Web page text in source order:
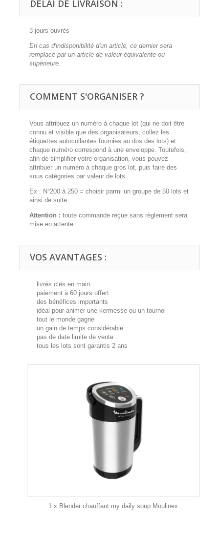
DÉLAI DE LIVRAISON :
3 jours ouvrés
En cas d'indisponibilité d'un article, ce dernier sera
remplacé par un article de valeur équivalente ou
supérieure.
COMMENT S'ORGANISER ?
Vous attribuez un numéro à chaque lot (qui ne doit être
connu et visible que des organisateurs, collez les
étiquettes autocollantes fournies au dos des lots) et
chaque numéro correspond à une enveloppe. Toutefois,
afin de simplifier votre organisation, vous pouvez
attribuer un numéro à chaque gros lot, puis faire des
sous catégories par valeur de lots.
Ex : N°200 à 250 = choisir parmi un groupe de 50 lots et
ainsi de suite.
Attention : toute commande reçue sans règlement sera
mise en attente.
VOS AVANTAGES :
livrés clés en main
paiement à 60 jours offert
des bénéfices importants
idéal pour animer une kermesse ou un tournoi
tout le monde gagne
un gain de temps considérable
pas de date limite de vente
tous les lots sont garantis 2 ans
1 x Blender chauffant my daily soup Moulinex